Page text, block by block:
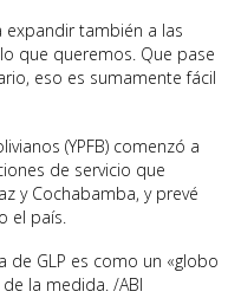
expandir también a las
que queremos. Que pase
eso es sumamente fácil
(YPFB) comenzó a
de servicio que
y Cochabamba, y prevé
el país.
de GLP es como un «globo
la medida. /ABI